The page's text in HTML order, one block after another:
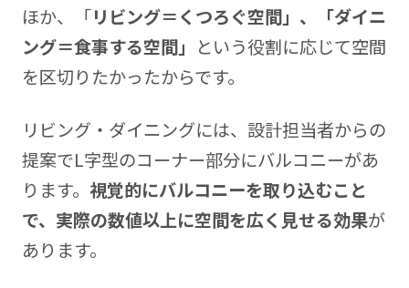
ほか、「リビング＝くつろぐ空間」、「ダイニ
ング＝食事する空間」 という役割に応じて空間
を区切りたかったからです。
リビング・ダイニングには、設計担当者からの
提案でL字型のコーナー部分にバルコニーがあ
ります。 視覚的にバルコニーを取り込むこと
で、実際の数値以上に空間を広く見せる効果が
あります。